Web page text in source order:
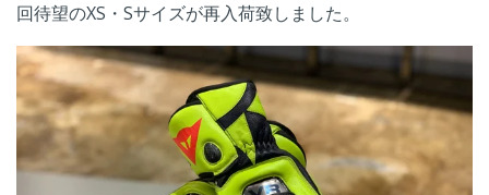
回待望のXS・Sサイズが再入荷致しました。